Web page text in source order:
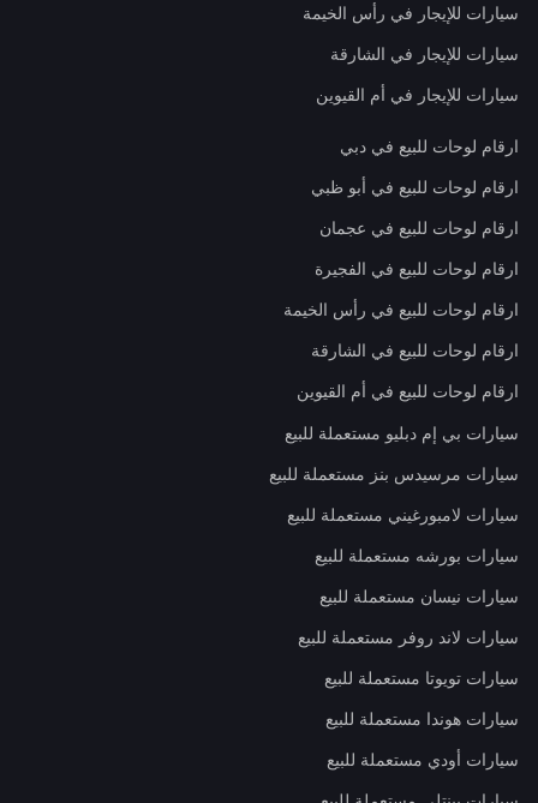
سيارات للإيجار في رأس الخيمة
سيارات للإيجار في الشارقة
سيارات للإيجار في أم القيوين
ارقام لوحات للبيع في دبي
ارقام لوحات للبيع في أبو ظبي
ارقام لوحات للبيع في عجمان
ارقام لوحات للبيع في الفجيرة
ارقام لوحات للبيع في رأس الخيمة
ارقام لوحات للبيع في الشارقة
ارقام لوحات للبيع في أم القيوين
سيارات بي إم دبليو مستعملة للبيع
سيارات مرسيدس بنز مستعملة للبيع
سيارات لامبورغيني مستعملة للبيع
سيارات بورشه مستعملة للبيع
سيارات نيسان مستعملة للبيع
سيارات لاند روفر مستعملة للبيع
سيارات تويوتا مستعملة للبيع
سيارات هوندا مستعملة للبيع
سيارات أودي مستعملة للبيع